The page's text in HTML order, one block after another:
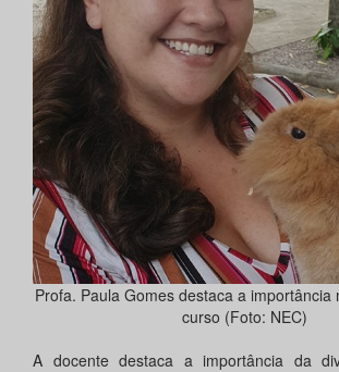
Profa. Paula Gomes destaca a importância
curso (Foto: NEC)
A docente destaca a importância da